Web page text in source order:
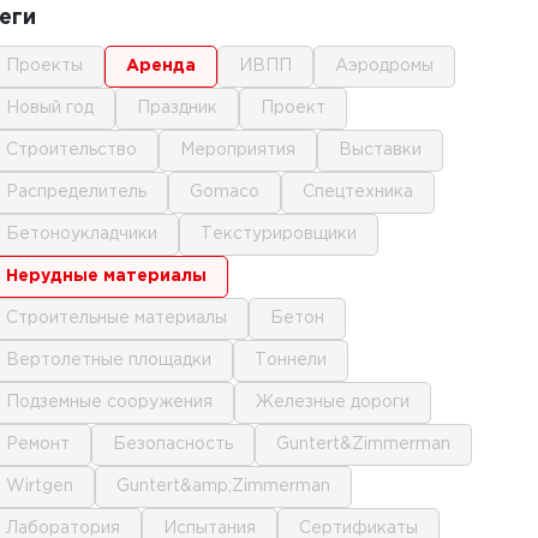
проекты аренда ИВПП аэродромы
новый год праздник проект
строительство мероприятия выставки
распределитель gomaco спецтехника
бетоноукладчики текстурировщики
нерудные материалы
строительные материалы бетон
вертолетные площадки тоннели
подземные сооружения железные дороги
ремонт безопасность Guntert&Zimmerman
Wirtgen Guntert&amp;Zimmerman
лаборатория испытания сертификаты